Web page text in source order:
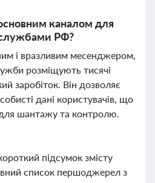
каналом для
РФ?
і вразливим месенджером,
розміщують тисячі
заробіток. Він дозволяє
дані користувачів, що
шантажу та контролю.
підсумок змісту
список першоджерел з